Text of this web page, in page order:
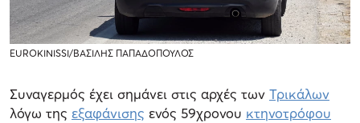
EUROKINISSI/ΒΑΣΙΛΗΣ ΠΑΠΑΔΟΠΟΥΛΟΣ
Συναγερμός έχει σημάνει στις αρχές των Τρικάλων
λόγω της εξαφάνισης ενός 59χρονου κτηνοτρόφου